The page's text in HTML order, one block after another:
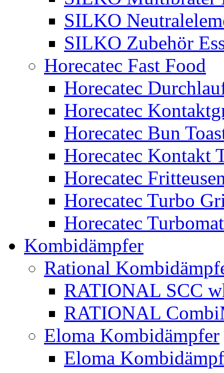
SILKO
SILKO Zubehör
Horecatec Fast Food
Horecatec
Horecatec
Horecatec Bun
Horecatec Kontakt
Horecatec
Horecatec Turbo
Horecatec
Kombidämpfer
Rational
RATIONAL SCC
RATIONAL
Eloma Kombidämpfer
Eloma